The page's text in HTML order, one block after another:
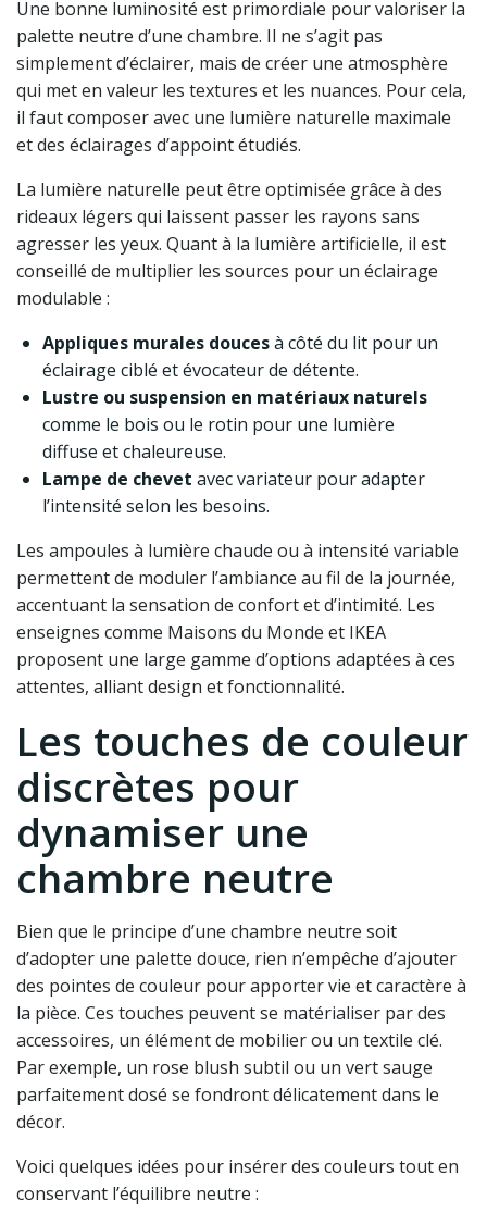
Une bonne luminosité est primordiale pour valoriser la
palette neutre d’une chambre. Il ne s’agit pas
simplement d’éclairer, mais de créer une atmosphère
qui met en valeur les textures et les nuances. Pour cela,
il faut composer avec une lumière naturelle maximale
et des éclairages d’appoint étudiés.
La lumière naturelle peut être optimisée grâce à des
rideaux légers qui laissent passer les rayons sans
agresser les yeux. Quant à la lumière artificielle, il est
conseillé de multiplier les sources pour un éclairage
modulable :
Appliques murales doucesà côté du lit pour un
éclairage ciblé et évocateur de détente.
Lustre ou suspension en matériaux naturels
comme le bois ou le rotin pour une lumière
diffuse et chaleureuse.
Lampe de chevet avec variateur pour adapter
l’intensité selon les besoins.
Les ampoules à lumière chaude ou à intensité variable
permettent de moduler l’ambiance au fil de la journée,
accentuant la sensation de confort et d’intimité. Les
enseignes comme Maisons du Monde et IKEA
proposent une large gamme d’options adaptées à ces
attentes, alliant design et fonctionnalité.
Les touches de couleur
discrètes pour
dynamiser une
chambre neutre
Bien que le principe d’une chambre neutre soit
d’adopter une palette douce, rien n’empêche d’ajouter
des pointes de couleur pour apporter vie et caractère à
la pièce. Ces touches peuvent se matérialiser par des
accessoires, un élément de mobilier ou un textile clé.
Par exemple, un rose blush subtil ou un vert sauge
parfaitement dosé se fondront délicatement dans le
décor.
Voici quelques idées pour insérer des couleurs tout en
conservant l’équilibre neutre :